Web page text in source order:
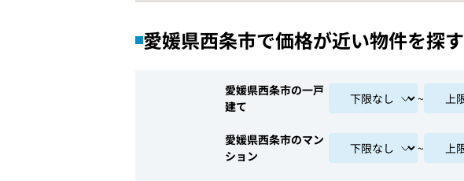
愛媛県西条市で価格が近い物件を探す
愛媛県西条市の一戸
建て
~
愛媛県西条市のマン
ション
~